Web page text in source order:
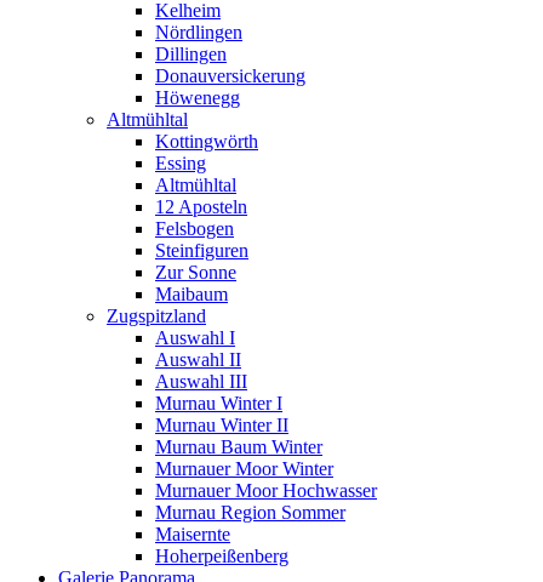
Kelheim
Nördlingen
Dillingen
Donauversickerung
Höwenegg
Altmühltal
Kottingwörth
Essing
Altmühltal
12 Aposteln
Felsbogen
Steinfiguren
Zur Sonne
Maibaum
Zugspitzland
Auswahl I
Auswahl II
Auswahl III
Murnau Winter I
Murnau Winter II
Murnau Baum Winter
Murnauer Moor Winter
Murnauer Moor Hochwasser
Murnau Region Sommer
Maisernte
Hoherpeißenberg
Galerie Panorama